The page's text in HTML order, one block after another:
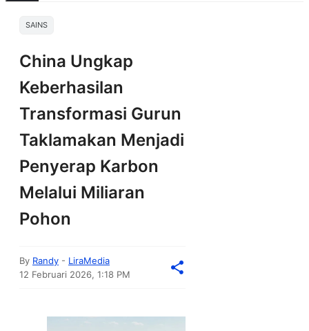
SAINS
China Ungkap
Keberhasilan
Transformasi Gurun
Taklamakan Menjadi
Penyerap Karbon
Melalui Miliaran
Pohon
By Randy - LiraMedia
12 Februari 2026, 1:18 PM